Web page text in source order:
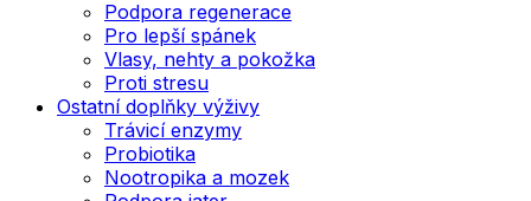
Podpora regenerace
Pro lepší spánek
Vlasy, nehty a pokožka
Proti stresu
Ostatní doplňky výživy
Trávicí enzymy
Probiotika
Nootropika a mozek